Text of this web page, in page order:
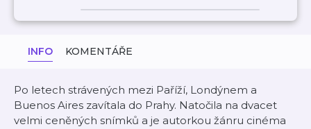
INFO KOMENTÁŘE
Po letech strávených mezi Paříží, Londýnem a
Buenos Aires zavítala do Prahy. Natočila na dvacet
velmi ceněných snímků a je autorkou žánru cinéma